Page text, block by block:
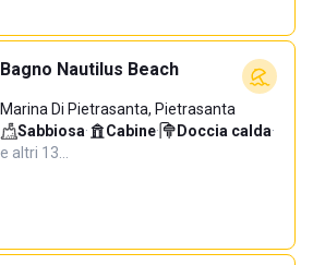
Bagno Nautilus Beach
Marina Di Pietrasanta, Pietrasanta
Sabbiosa· Cabine· Doccia calda·
e altri 13…